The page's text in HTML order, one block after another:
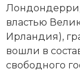
властью
Ирландия),
вошли в
свободного